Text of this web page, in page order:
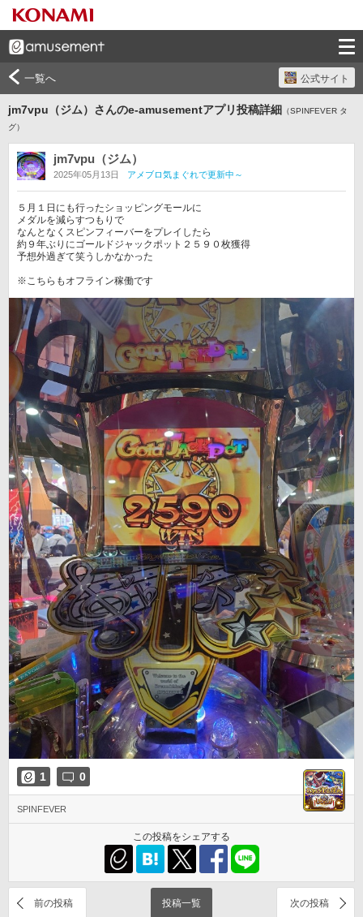
一覧へ 公式サイト
jm7vpu（ジム）さんのe-amusementアプリ投稿詳細 （SPINFEVER タ
グ）
jm7vpu（ジム）
2025年05月13日 アメブロ気まぐれで更新中～
５月１日にも行ったショッピングモールに
メダルを減らすつもりで
なんとなくスピンフィーバーをプレイしたら
約９年ぶりにゴールドジャックポット２５９０枚獲得
予想外過ぎて笑うしかなかった
※こちらもオフライン稼働です
1 0
SPINFEVER
この投稿をシェアする
前の投稿 投稿一覧 次の投稿